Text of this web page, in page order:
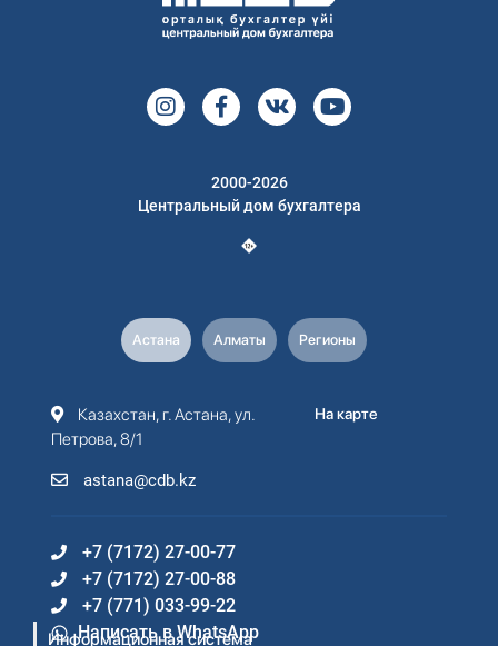
2000-2026
Центральный дом бухгалтера
Астана Алматы Регионы
Казахстан, г. Астана, ул.
Петрова, 8/1
astana@cdb.kz
На карте
+7 (7172) 27-00-77
+7 (7172) 27-00-88
+7 (771) 033-99-22
Написать в WhatsApp
Информационная система